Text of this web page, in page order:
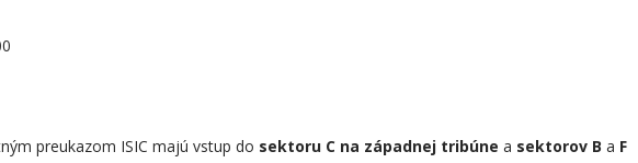
preukazom ISIC majú vstup do sektoru C na západnej tribúne a sektorov B a F